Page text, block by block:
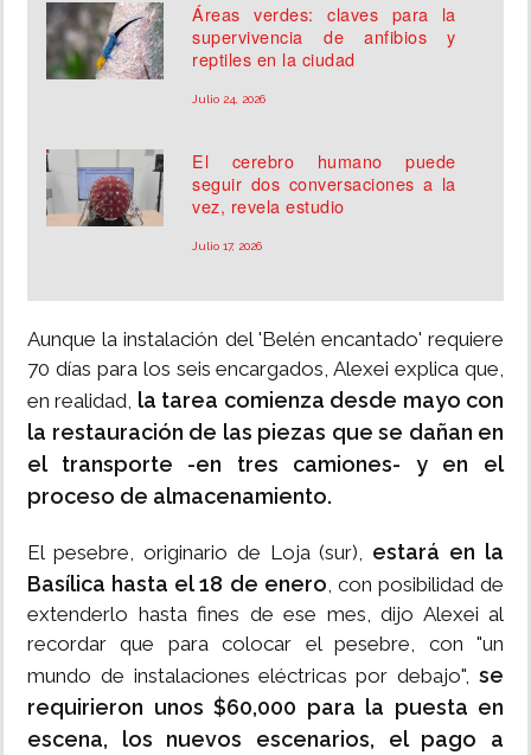
Áreas verdes: claves para la
supervivencia de anfibios y
reptiles en la ciudad
Julio 24, 2026
El cerebro humano puede
seguir dos conversaciones a la
vez, revela estudio
Julio 17, 2026
Aunque la instalación del 'Belén encantado' requiere
70 días para los seis encargados, Alexei explica que,
en realidad, la tarea comienza desde mayo con
la restauración de las piezas que se dañan en
el transporte -en tres camiones- y en el
proceso de almacenamiento.
El pesebre, originario de Loja (sur), estará en la
Basílica hasta el 18 de enero, con posibilidad de
extenderlo hasta fines de ese mes, dijo Alexei al
recordar que para colocar el pesebre, con "un
mundo de instalaciones eléctricas por debajo", se
requirieron unos $60,000 para la puesta en
escena, los nuevos escenarios, el pago a